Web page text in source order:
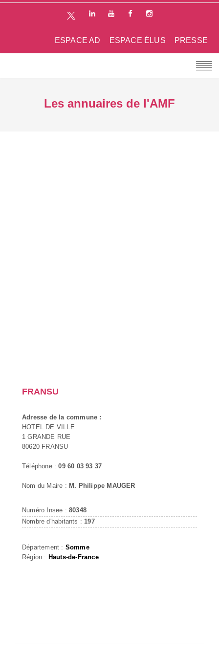
PRESSE
ESPACE ÉLUS
ESPACE AD
Les annuaires de l'AMF
FRANSU
Adresse de la commune :
HOTEL DE VILLE
1 GRANDE RUE
80620 FRANSU
Téléphone :09 60 03 93 37
Nom du Maire : M. Philippe MAUGER
Numéro Insee : 80348
Nombre d'habitants : 197
Département : Somme
Région : Hauts-de-France